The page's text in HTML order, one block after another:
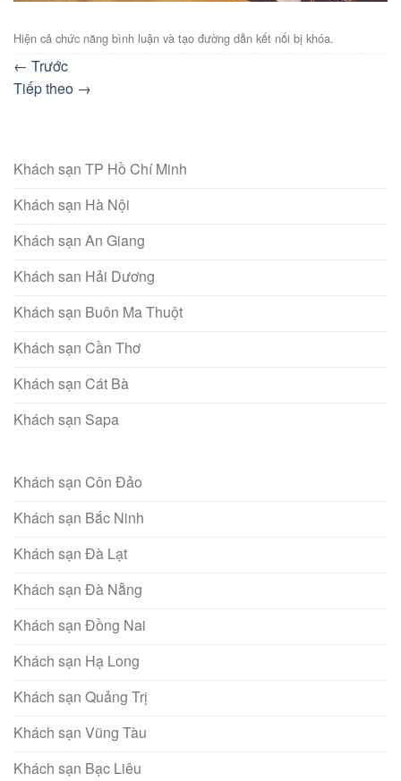
Hiện cả chức năng bình luận và tạo đường dẫn kết nối bị khóa.
← Trước
Tiếp theo →
Khách sạn TP Hồ Chí Minh
Khách sạn Hà Nội
Khách sạn An Giang
Khách san Hải Dương
Khách sạn Buôn Ma Thuột
Khách sạn Cần Thơ
Khách sạn Cát Bà
Khách sạn Sapa
Khách sạn Côn Đảo
Khách sạn Bắc Ninh
Khách sạn Đà Lạt
Khách sạn Đà Nẵng
Khách sạn Đồng Nai
Khách sạn Hạ Long
Khách sạn Quảng Trị
Khách sạn Vũng Tàu
Khách sạn Bạc Liêu